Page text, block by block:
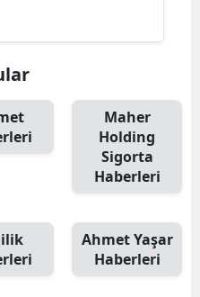
Maher
Holding
Sigorta
Haberleri
Ahmet Yaşar
Haberleri